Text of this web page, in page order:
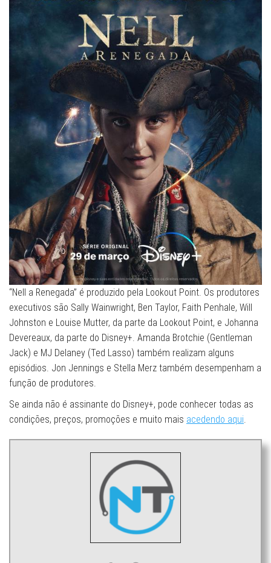
“Nell a Renegada” é produzido pela Lookout Point. Os produtores
executivos são Sally Wainwright, Ben Taylor, Faith Penhale, Will
Johnston e Louise Mutter, da parte da Lookout Point, e Johanna
Devereaux, da parte do Disney+. Amanda Brotchie (Gentleman
Jack) e MJ Delaney (Ted Lasso) também realizam alguns
episódios. Jon Jennings e Stella Merz também desempenham a
função de produtores.
Se ainda não é assinante do Disney+, pode conhecer todas as
condições, preços, promoções e muito mais acedendo aqui.